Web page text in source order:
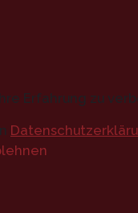
Erfahrung zu